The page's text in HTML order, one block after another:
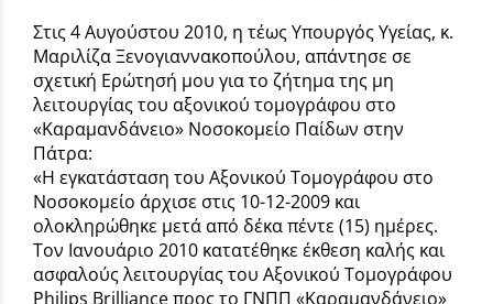
Στις 4 Αυγούστου 2010, η τέως Υπουργός Υγείας, κ.
Μαριλίζα Ξενογιαννακοπούλου, απάντησε σε
σχετική Ερώτησή μου για το ζήτημα της μη
λειτουργίας του αξονικού τομογράφου στο
«Καραμανδάνειο» Νοσοκομείο Παίδων στην
Πάτρα:
«Η εγκατάσταση του Αξονικού Τομογράφου στο
Νοσοκομείο άρχισε στις 10-12-2009 και
ολοκληρώθηκε μετά από δέκα πέντε (15) ημέρες.
Τον Ιανουάριο 2010 κατατέθηκε έκθεση καλής και
ασφαλούς λειτουργίας του Αξονικού Τομογράφου
Philips Brilliance προς το ΓΝΠΠ «Καραμανδάνειο»